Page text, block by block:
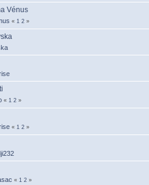
Vénus
« 1 2 »
« 1 2 »
« 1 2 »
« 1 2 »